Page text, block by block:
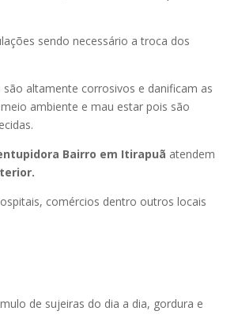
sendo necessário a troca dos
altamente corrosivos e danificam as
ambiente e mau estar pois são
Bairro em Itirapuã atendem
comércios dentro outros locais
de sujeiras do dia a dia, gordura e